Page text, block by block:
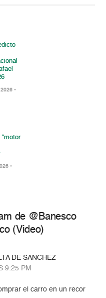
2026 •
•
de @Banesco
(Video)
DE SANCHEZ
9:25 PM
el carro en un recor